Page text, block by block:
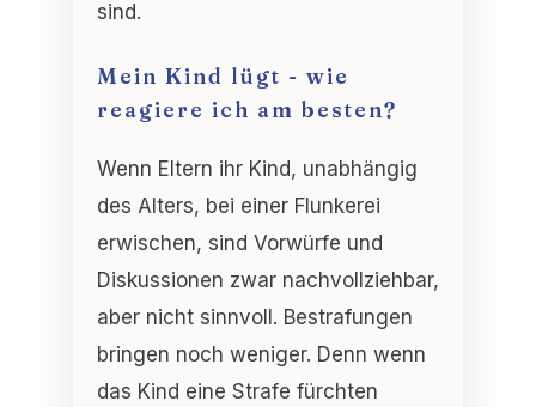
sind.
Mein Kind lügt - wie
reagiere ich am besten?
Wenn Eltern ihr Kind, unabhängig
des Alters, bei einer Flunkerei
erwischen, sind Vorwürfe und
Diskussionen zwar nachvollziehbar,
aber nicht sinnvoll. Bestrafungen
bringen noch weniger. Denn wenn
das Kind eine Strafe fürchten